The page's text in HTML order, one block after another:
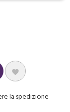

la spedizione